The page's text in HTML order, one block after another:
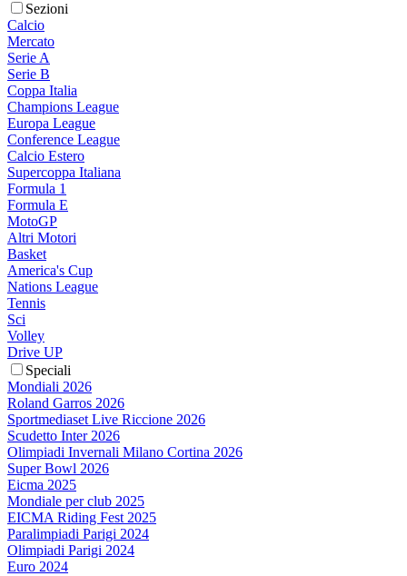
Sezioni
Calcio
Mercato
Serie A
Serie B
Coppa Italia
Champions League
Europa League
Conference League
Calcio Estero
Supercoppa Italiana
Formula 1
Formula E
MotoGP
Altri Motori
Basket
America's Cup
Nations League
Tennis
Sci
Volley
Drive UP
Speciali
Mondiali 2026
Roland Garros 2026
Sportmediaset Live Riccione 2026
Scudetto Inter 2026
Olimpiadi Invernali Milano Cortina 2026
Super Bowl 2026
Eicma 2025
Mondiale per club 2025
EICMA Riding Fest 2025
Paralimpiadi Parigi 2024
Olimpiadi Parigi 2024
Euro 2024